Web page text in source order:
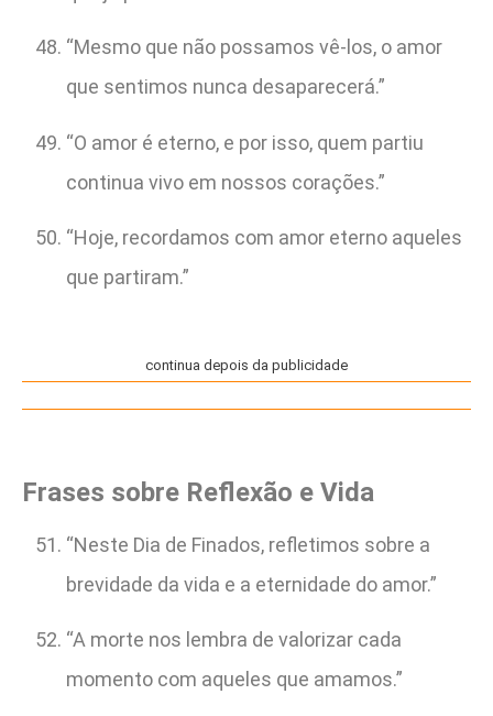
“Mesmo que não possamos vê-los, o amor
que sentimos nunca desaparecerá.”
“O amor é eterno, e por isso, quem partiu
continua vivo em nossos corações.”
“Hoje, recordamos com amor eterno aqueles
que partiram.”
continua depois da publicidade
Frases sobre Reflexão e Vida
“Neste Dia de Finados, refletimos sobre a
brevidade da vida e a eternidade do amor.”
“A morte nos lembra de valorizar cada
momento com aqueles que amamos.”